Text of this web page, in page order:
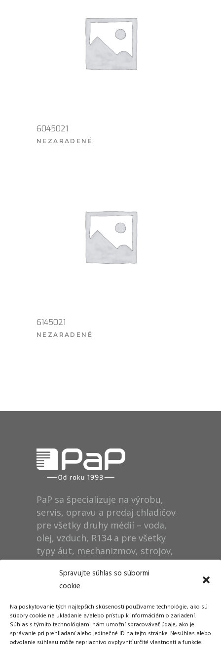
Spravujte súhlas so súbormi
cookie
Na poskytovanie tých najlepších skúseností používame technológie, ako sú
súbory cookie na ukladanie a/alebo prístup k informáciám o zariadení.
Súhlas s týmito technológiami nám umožní spracovávať údaje, ako je
správanie pri prehliadaní alebo jedinečné ID na tejto stránke. Nesúhlas alebo
odvolanie súhlasu môže nepriaznivo ovplyvniť určité vlastnosti a funkcie.
6045021
NEZARADENÉ
6145021
NEZARADENÉ
PaP sa špecializuje na výrobu,
servis, opravu a predaj chladičov
pre všetky druhy médií – voda,
olej, vzduch, R134 a pre všetky
typy áut, mechanizmov, strojov,
technológií, rušňov…
Dušan Pytel P a P
ŠM Stráže
058 01 Poprad